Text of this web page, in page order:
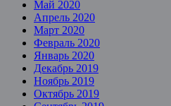
Май 2020
Апрель 2020
Март 2020
Февраль 2020
Январь 2020
Декабрь 2019
Ноябрь 2019
Октябрь 2019